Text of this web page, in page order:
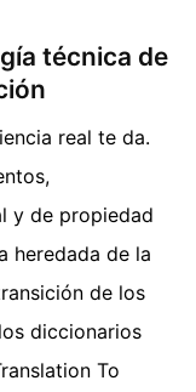
técnica de
real te da.
y de propiedad
heredada de la
de los
diccionarios
To